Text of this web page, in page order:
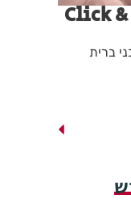
מגשרים על המרחק בקליק אחד Click &
ברית